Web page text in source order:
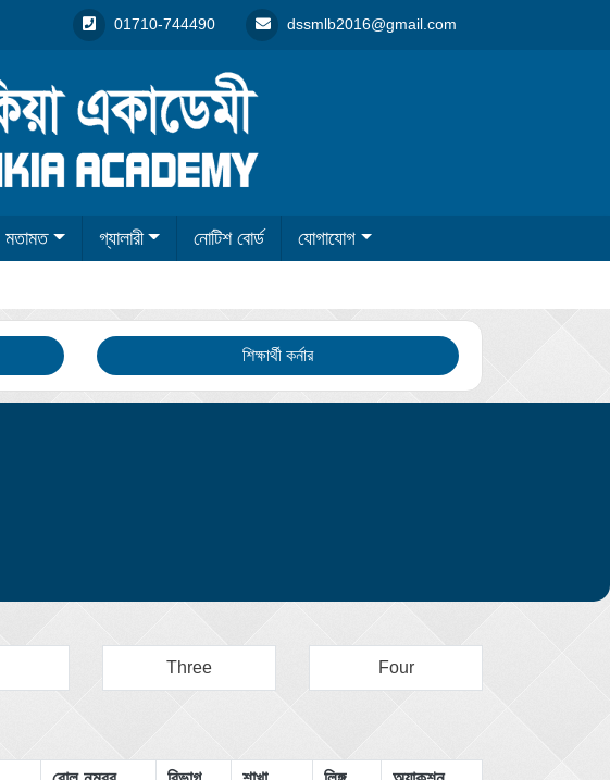
01710-744490 dssmlb2016@gmail.com
মতামত গ্যালারী নোটিশ বোর্ড যোগাযোগ
শিক্ষার্থী কর্নার
Three Four